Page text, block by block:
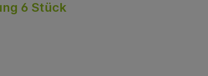
6 Stück